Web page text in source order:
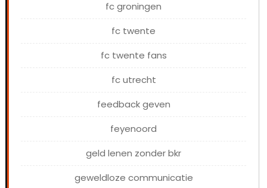
fc groningen
fc twente
fc twente fans
fc utrecht
feedback geven
feyenoord
geld lenen zonder bkr
geweldloze communicatie